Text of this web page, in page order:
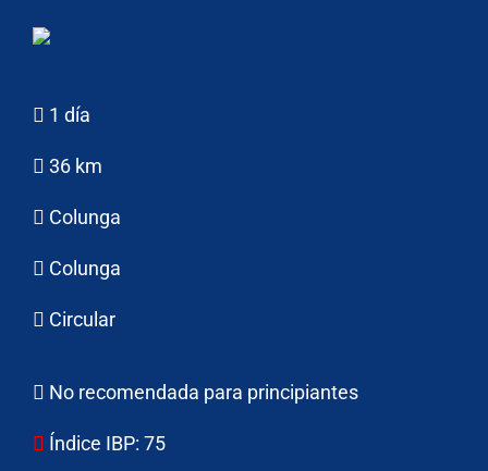
1 día
36 km
Colunga
Colunga
Circular
No recomendada para principiantes
Índice IBP: 75